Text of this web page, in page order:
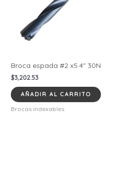
Broca espada #2 x5.4″ 30N
$3,202.53
AÑADIR AL CARRITO
Brocas indexables